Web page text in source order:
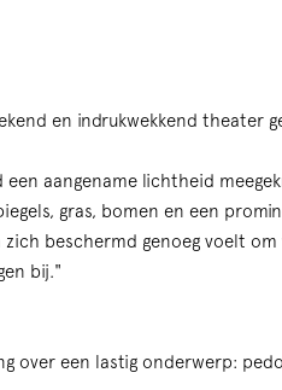
en indrukwekkend theater
aangename lichtheid
gras, bomen en een
beschermd genoeg voelt om
bij."
over een lastig onderwerp: